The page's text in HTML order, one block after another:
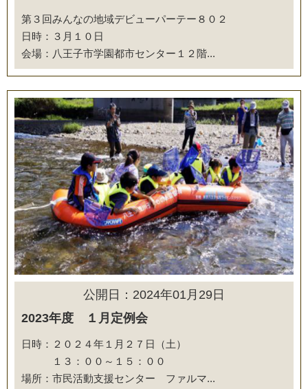
第３回みんなの地域デビューパーテー８０２
日時：３月１０日
会場：八王子市学園都市センター１２階...
公開日：2024年01月29日
2023年度 １月定例会
日時：２０２４年１月２７日（土）
１３：００～１５：００
場所：市民活動支援センター ファルマ...